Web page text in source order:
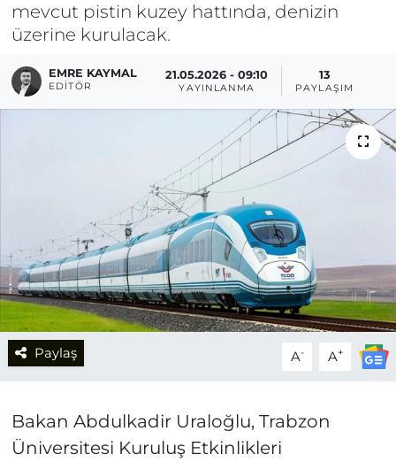
mevcut pistin kuzey hattında, denizin
üzerine kurulacak.
EMRE KAYMAL
EDITÖR
21.05.2026 - 09:10
YAYINLANMA
13
PAYLAŞIM
Paylaş A- A+
Bakan Abdulkadir Uraloğlu, Trabzon
Üniversitesi Kuruluş Etkinlikleri